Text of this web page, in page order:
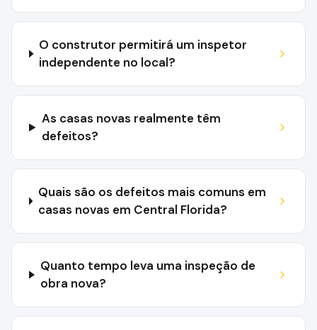
O construtor permitirá um inspetor
independente no local?
As casas novas realmente têm
defeitos?
Quais são os defeitos mais comuns em
casas novas em Central Florida?
Quanto tempo leva uma inspeção de
obra nova?